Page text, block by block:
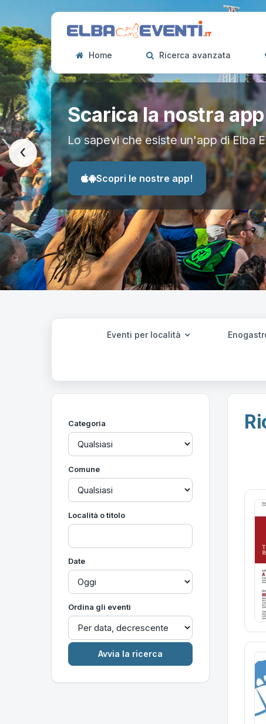
Home Ricerca avanzata
Scarica la nostra app
Lo sapevi che esiste un'app di Elba
Scopri le nostre app!
‹
Eventi per località
Categoria
Comune
Località o titolo
Date
Ordina gli eventi